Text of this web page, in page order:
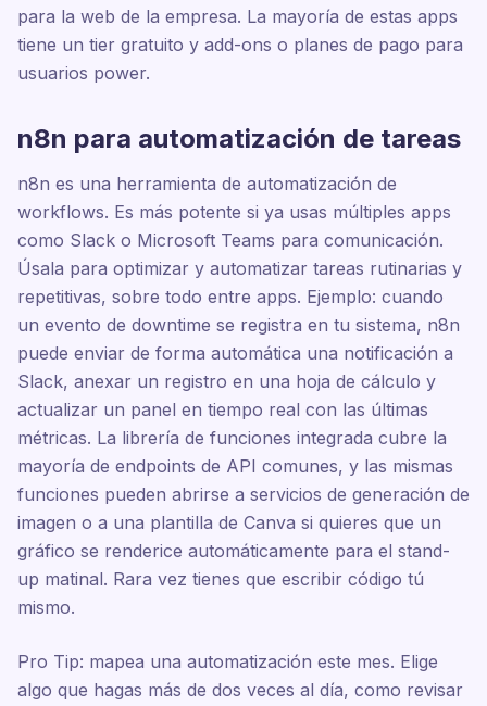
para la web de la empresa. La mayoría de estas apps
tiene un tier gratuito y add-ons o planes de pago para
usuarios power.
n8n para automatización de tareas
n8n es una herramienta de automatización de
workflows. Es más potente si ya usas múltiples apps
como Slack o Microsoft Teams para comunicación.
Úsala para optimizar y automatizar tareas rutinarias y
repetitivas, sobre todo entre apps. Ejemplo: cuando
un evento de downtime se registra en tu sistema, n8n
puede enviar de forma automática una notificación a
Slack, anexar un registro en una hoja de cálculo y
actualizar un panel en tiempo real con las últimas
métricas. La librería de funciones integrada cubre la
mayoría de endpoints de API comunes, y las mismas
funciones pueden abrirse a servicios de generación de
imagen o a una plantilla de Canva si quieres que un
gráfico se renderice automáticamente para el stand-
up matinal. Rara vez tienes que escribir código tú
mismo.
Pro Tip: mapea una automatización este mes. Elige
algo que hagas más de dos veces al día, como revisar